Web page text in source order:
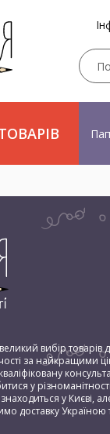
вибір товарів
за найкращими
у різноманітності
у Києві,
доставку Україною